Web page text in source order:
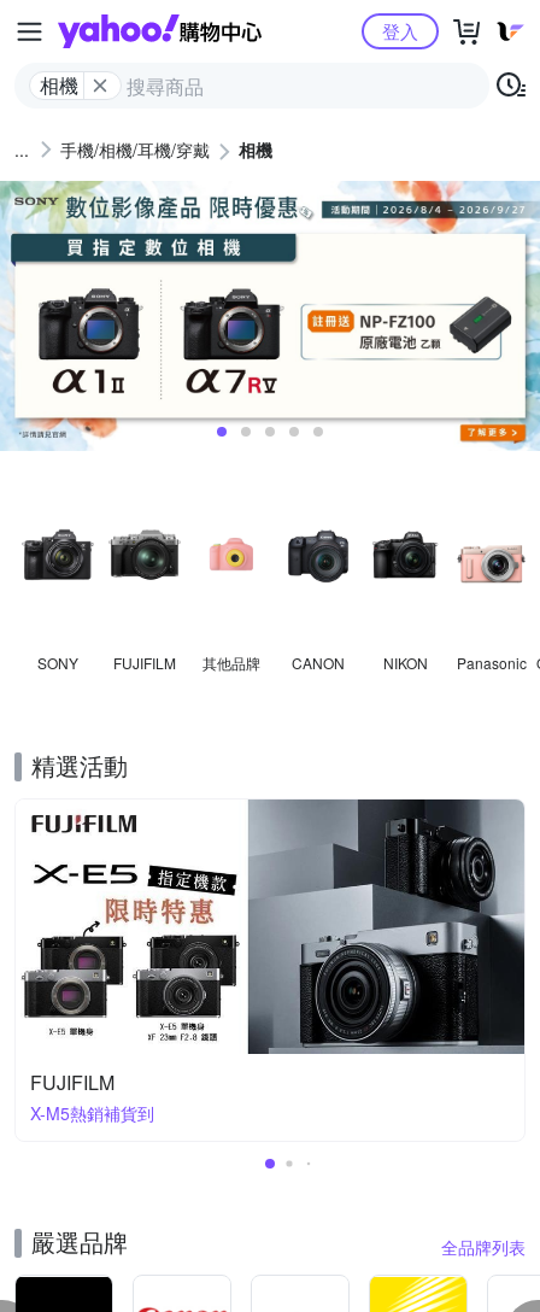
Yahoo購物中心
相機
登入
手機/相機/耳機/穿戴 相機
SONY FUJIFILM 其他品牌 CANON NIKON Panasonic
精選活動
FUJIFILM
X-M5熱銷補貨到
嚴選品牌 全品牌列表